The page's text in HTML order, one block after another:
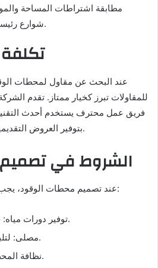
مطابقة اشتراطات المساحة
شوارع رئيسية ومساحات مناسبة).
عند البحث عن مقاول لمحطات
للمقاولات تبرز كخيار ممتاز. تقدم
فريق عمل محترف يستخدم أحدث
بتوفير العروض التقديمية الشفافة لتكلفة الخدمات.
الشروط في
عند تصميم محطات الوقود، يجب مراعاة عدة شروط، ومنها:
توفير دورات مياه: خاصة للرجال والنساء.
مصلى: لتلبية احتياجات المصلين.
نظافة المحطة: من جميع مرافقها.